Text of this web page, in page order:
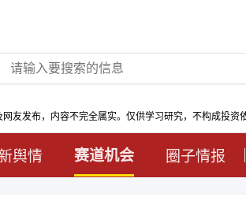
友发布，内容不完全属实。仅供学习研究，不构成投资
舆情 赛道机会 圈子情报